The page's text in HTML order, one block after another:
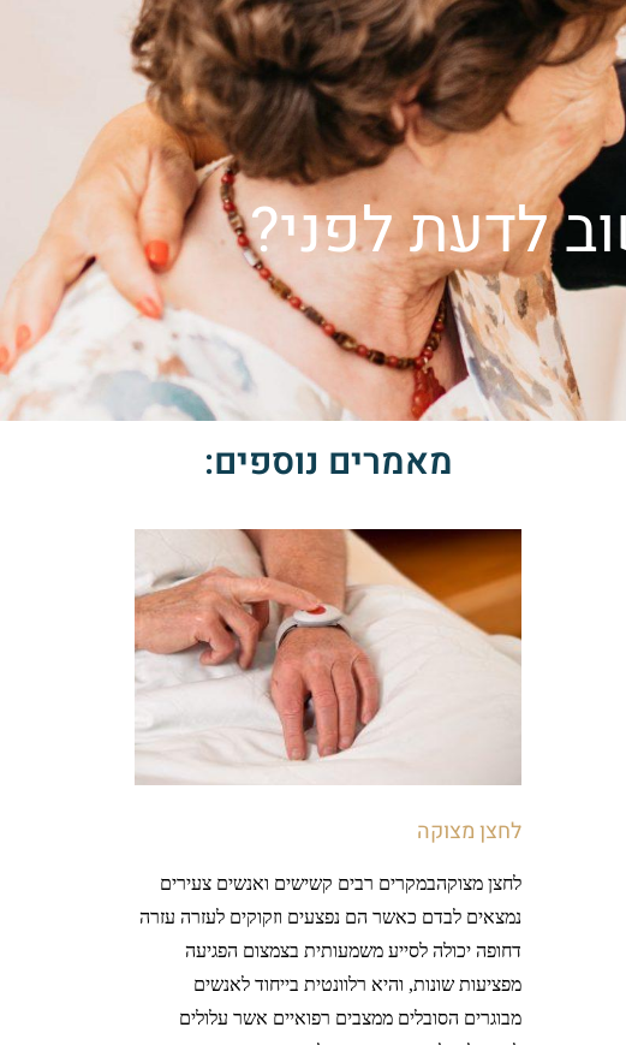
צור קשר English צרו קשר
לדעת לפני?
מאמרים נוספים:
לחצן מצוקה
לחצן מצוקהבמקרים רבים קשישים ואנשים צעירים
נמצאים לבדם כאשר הם נפצעים וזקוקים לעזרה עזרה
דחופה יכולה לסייע משמעותית בצמצום הפגיעה
מפציעות שונות, והיא רלוונטית בייחוד לאנשים
מבוגרים הסובלים ממצבים רפואיים אשר עלולים